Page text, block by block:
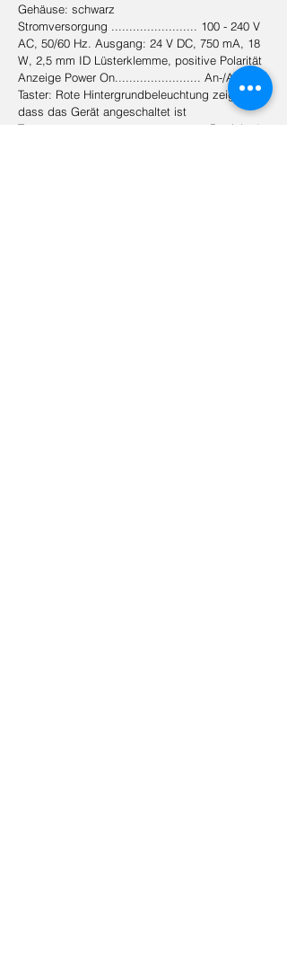
Gehäuse: schwarz
Stromversorgung ........................ 100 - 240 V
AC, 50/60 Hz. Ausgang: 24 V DC, 750 mA, 18
W, 2,5 mm ID Lüsterklemme, positive Polarität
Anzeige Power On........................ An-/Aus-
Taster: Rote Hintergrundbeleuchtung zeigt,
dass das Gerät angeschaltet ist
Temperatur..................................... Betrieb: 0 -